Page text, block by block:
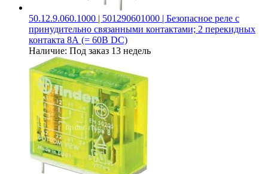
50.12.9.060.1000 | 501290601000 | Безопасное реле с
принудительно связанными контактами; 2 перекидных
контакта 8А (= 60В DC)
Наличие: Под заказ 13 недель